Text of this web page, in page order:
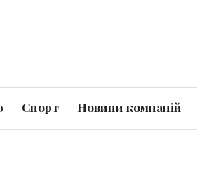
Спорт Новини компаній